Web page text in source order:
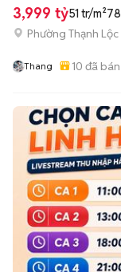
3,999 tỷ51 tr/m²
Phường Thạnh Lộc
Thang 10 đã bán